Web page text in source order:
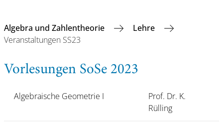
Algebra und Zahlentheorie
Lehre
Veranstaltungen SS23
Vorlesungen SoSe 2023
Algebraische Geometrie I
Prof. Dr. K.
Rülling